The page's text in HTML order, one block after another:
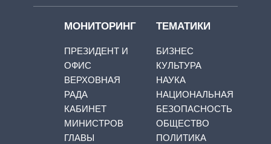
МОНИТОРИНГ
ПРЕЗИДЕНТ И
ОФИС
ВЕРХОВНАЯ
РАДА
КАБИНЕТ
МИНИСТРОВ
ГЛАВЫ
ТЕМАТИКИ
БИЗНЕС
КУЛЬТУРА
НАУКА
НАЦИОНАЛЬНАЯ
БЕЗОПАСНОСТЬ
ОБЩЕСТВО
ПОЛИТИКА